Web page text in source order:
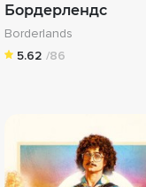
Бордерлендс
Borderlands
5.62 /86